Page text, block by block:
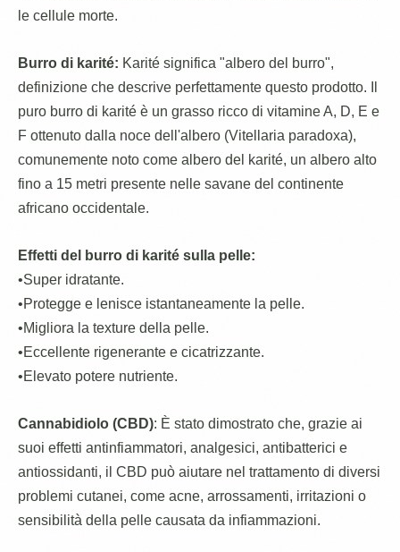
le cellule morte.
Burro di karité: Karité significa "albero del burro",
definizione che descrive perfettamente questo prodotto. Il
puro burro di karité è un grasso ricco di vitamine A, D, E e
F ottenuto dalla noce dell'albero (Vitellaria paradoxa),
comunemente noto come albero del karité, un albero alto
fino a 15 metri presente nelle savane del continente
africano occidentale.
Effetti del burro di karité sulla pelle:
•Super idratante.
•Protegge e lenisce istantaneamente la pelle.
•Migliora la texture della pelle.
•Eccellente rigenerante e cicatrizzante.
•Elevato potere nutriente.
Cannabidiolo (CBD): È stato dimostrato che, grazie ai
suoi effetti antinfiammatori, analgesici, antibatterici e
antiossidanti, il CBD può aiutare nel trattamento di diversi
problemi cutanei, come acne, arrossamenti, irritazioni o
sensibilità della pelle causata da infiammazioni.